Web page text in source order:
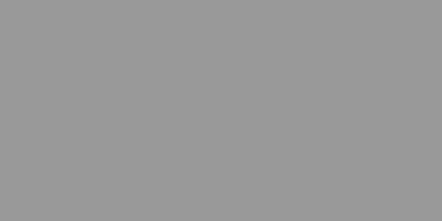
kumpány. V nemocnici dojde k velké přestřelce mezi Ruslanem a Michailovými gangstery. Ruslan je postupně likviduje a vše
zastřelí. Poté nechá zatknout Terryho. Stefan jede s Ruslanovou dcerou na svatební cestu a Ruslan se vrací zpět do Kalifornie psát